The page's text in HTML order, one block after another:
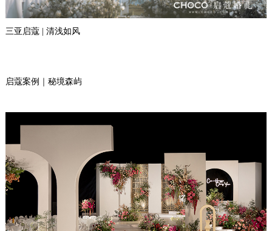
三亚启蔻 | 清浅如风
启蔻案例｜秘境森屿